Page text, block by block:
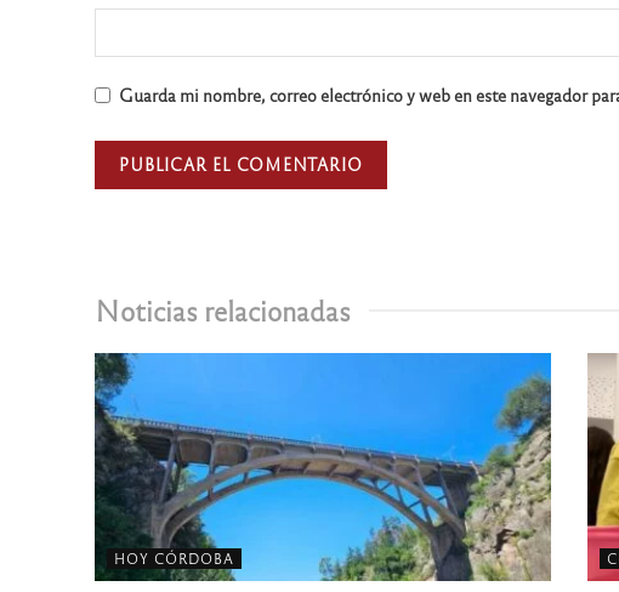
Noticias relacionadas
HOY CÓRDOBA
Guarda mi nombre, correo electrónico y web en este navegador